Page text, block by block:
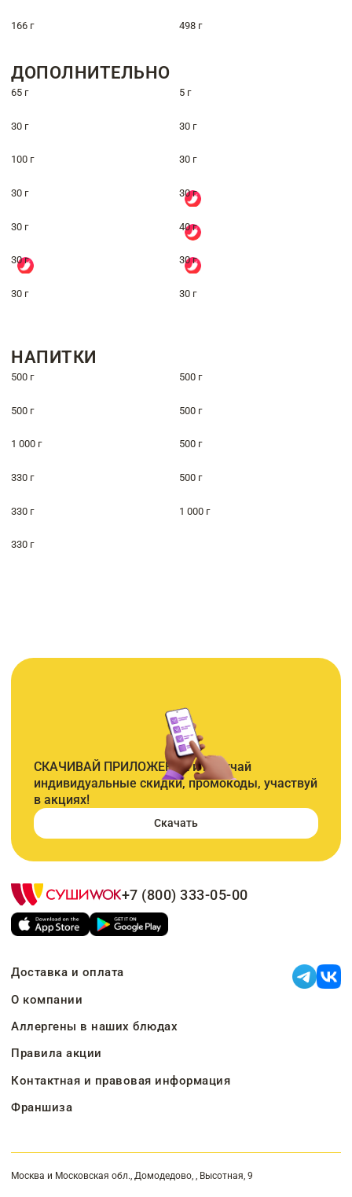
166 г 498 г
ДОПОЛНИТЕЛЬНО
65 г 5 г
30 г 30 г
100 г 30 г
30 г 30 г
30 г 40 г
30 г 30 г
30 г 30 г
НАПИТКИ
500 г 500 г
500 г 500 г
1 000 г 500 г
330 г 500 г
330 г 1 000 г
330 г
СКАЧИВАЙ ПРИЛОЖЕНИЕ и получай
индивидуальные скидки, промокоды, участвуй
в акциях!
Скачать
+7 (800) 333-05-00
Доставка и оплата
О компании
Аллергены в наших блюдах
Правила акции
Контактная и правовая информация
Франшиза
Москва и Московская обл., Домодедово, , Высотная, 9